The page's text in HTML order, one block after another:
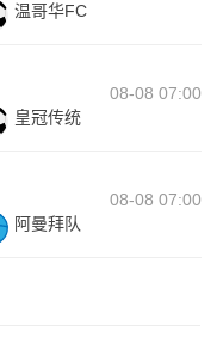
温哥华FC
08-08 07:00
皇冠传统
08-08 07:00
阿曼拜队